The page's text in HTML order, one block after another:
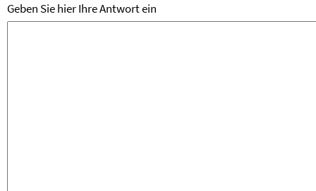
Geben Sie hier Ihre Antwort ein